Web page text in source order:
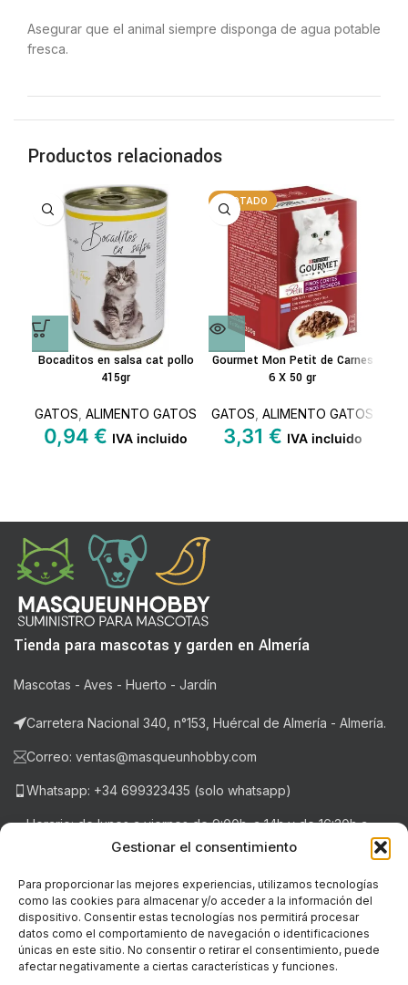
Gestionar el consentimiento
Para proporcionar las mejores experiencias, utilizamos tecnologías
como las cookies para almacenar y/o acceder a la información del
dispositivo. Consentir estas tecnologías nos permitirá procesar
datos como el comportamiento de navegación o identificaciones
únicas en este sitio. No consentir o retirar el consentimiento, puede
afectar negativamente a ciertas características y funciones.
Asegurar que el animal siempre disponga de agua potable
fresca.
Productos relacionados
Bocaditos en salsa cat pollo
415gr
GATOS ALIMENTO GATOS
0,94 € IVA incluido
AGOTADO
Gourmet Mon Petit de Carnes
6 X 50 gr
GATOS ALIMENTO GATOS
3,31 € IVA incluido
Tienda para mascotas y garden en Almería
Mascotas - Aves - Huerto - Jardín
Carretera Nacional 340, n°153, Huércal de Almería - Almería.
Correo: ventas@masqueunhobby.com
Whatsapp: +34 699323435 (solo whatsapp)
Horario: de lunes a viernes de 9:00h. a 14h y de 16:30h a
20:30h . Sábados de 9:00h a 14:00h.
NOTICIAS RECIENTES
LEGAL